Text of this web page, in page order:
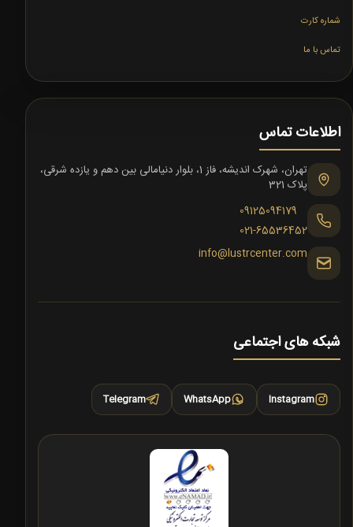
شماره کارت
تماس با ما
اطلاعات تماس
تهران، شهرک اندیشه، فاز 1، بلوار دنیامالی بین دهم و یازده شرقی،
پلاک 321
09125094179
021-65536452
info@lustrcenter.com
شبکه های اجتماعی
Instagram
WhatsApp
Telegram